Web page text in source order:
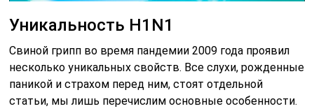
Уникальность H1N1
Свиной грипп во время пандемии 2009 года проявил
несколько уникальных свойств. Все слухи, рожденные
паникой и страхом перед ним, стоят отдельной
статьи, мы лишь перечислим основные особенности.